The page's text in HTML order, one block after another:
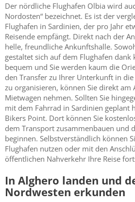
Der nördliche Flughafen Olbia wird
Nordosten“ bezeichnet. Es ist der
Flughafen in Sardinien, der pro Jahr
Reisende empfängt. Direkt nach der
helle, freundliche Ankunftshalle.
gestaltet sich auf dem Flughafen dank
bequem und Sie werden kaum die
den Transfer zu Ihrer Unterkunft in
zu organisieren, können Sie direkt am
Mietwagen nehmen. Sollten Sie
mit dem Fahrrad in Sardinien geplant
Bikers Point. Dort können Sie
dem Transport zusammenbauen und
beginnen. Selbstverständlich können
Flughafen nutzen oder mit den
öffentlichen Nahverkehr Ihre Reise
In Alghero landen und
Nordwesten erkunden